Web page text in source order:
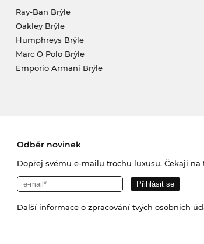
Ray-Ban Brýle
Oakley Brýle
Humphreys Brýle
Marc O Polo Brýle
Emporio Armani Brýle
Odběr novinek
Dopřej svému e-mailu trochu luxusu. Čekají
Další informace o zpracování tvých osobních